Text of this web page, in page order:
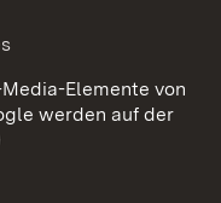
Elemente von
werden auf der